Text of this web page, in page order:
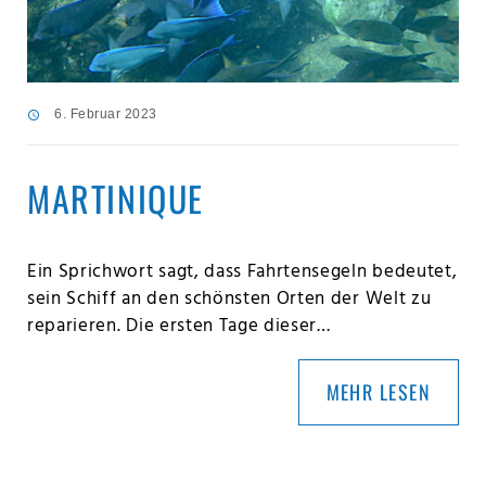
6. Februar 2023
MARTINIQUE
Ein Sprichwort sagt, dass Fahrtensegeln bedeutet,
sein Schiff an den schönsten Orten der Welt zu
reparieren. Die ersten Tage dieser…
MEHR LESEN